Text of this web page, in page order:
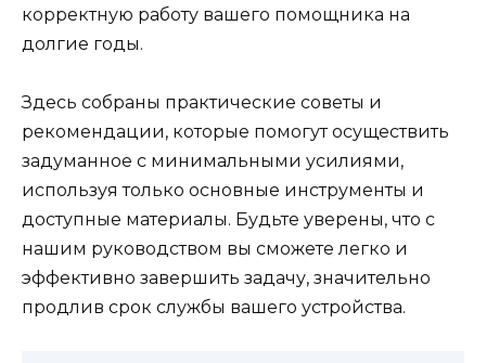
корректную работу вашего помощника на
долгие годы.
Здесь собраны практические советы и
рекомендации, которые помогут осуществить
задуманное с минимальными усилиями,
используя только основные инструменты и
доступные материалы. Будьте уверены, что с
нашим руководством вы сможете легко и
эффективно завершить задачу, значительно
продлив срок службы вашего устройства.